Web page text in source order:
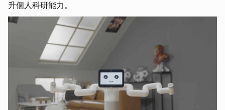
升個人科研能力。